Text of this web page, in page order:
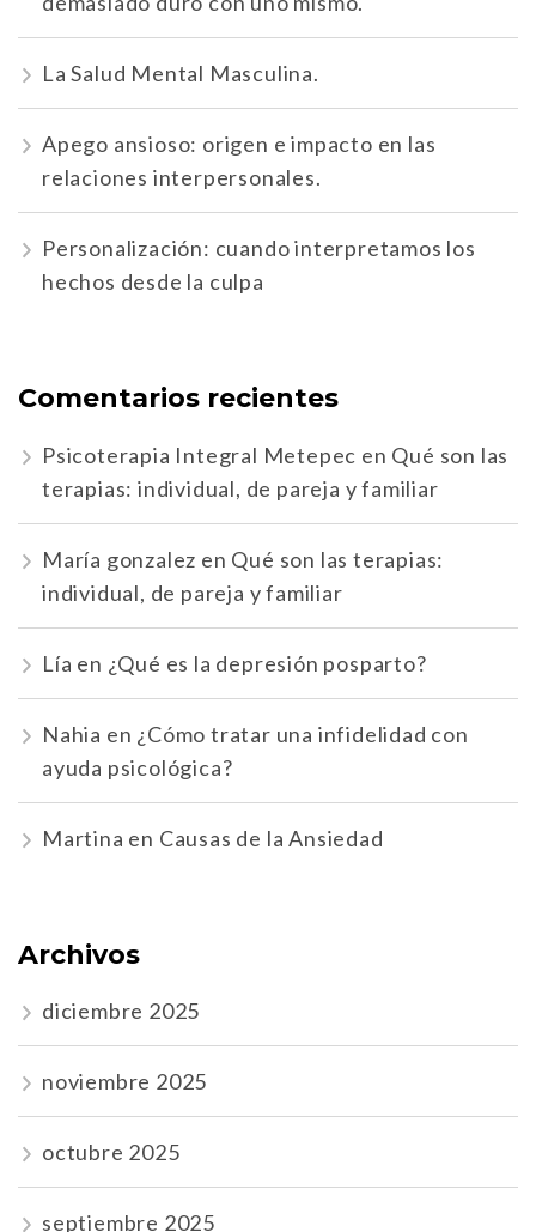
La Salud Mental Masculina.
Apego ansioso: origen e impacto en las
relaciones interpersonales.
Personalización: cuando interpretamos los
hechos desde la culpa
Comentarios recientes
Psicoterapia Integral Metepec en Qué son las
terapias: individual, de pareja y familiar
María gonzalez en Qué son las terapias:
individual, de pareja y familiar
Lía en ¿Qué es la depresión posparto?
Nahia en ¿Cómo tratar una infidelidad con
ayuda psicológica?
Martina en Causas de la Ansiedad
Archivos
diciembre 2025
noviembre 2025
octubre 2025
septiembre 2025